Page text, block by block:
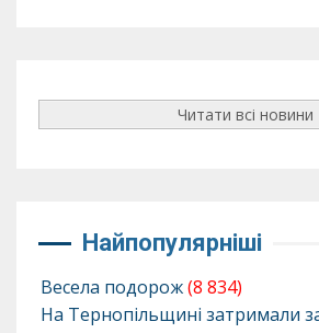
Читати всі новини
Найпопулярніші
Весела подорож(8 834)
На Тернопільщині затримали